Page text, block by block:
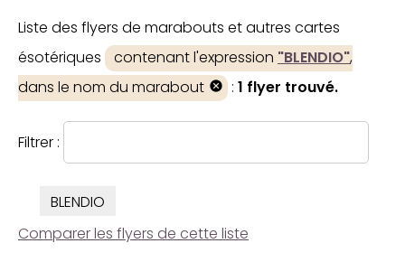
Liste des flyers de marabouts et autres cartes
ésotériques
contenant l'expression "BLENDIO",
dans le nom du marabout
: 1 flyer trouvé.
Filtrer :
BLENDIO
Comparer les flyers de cette liste